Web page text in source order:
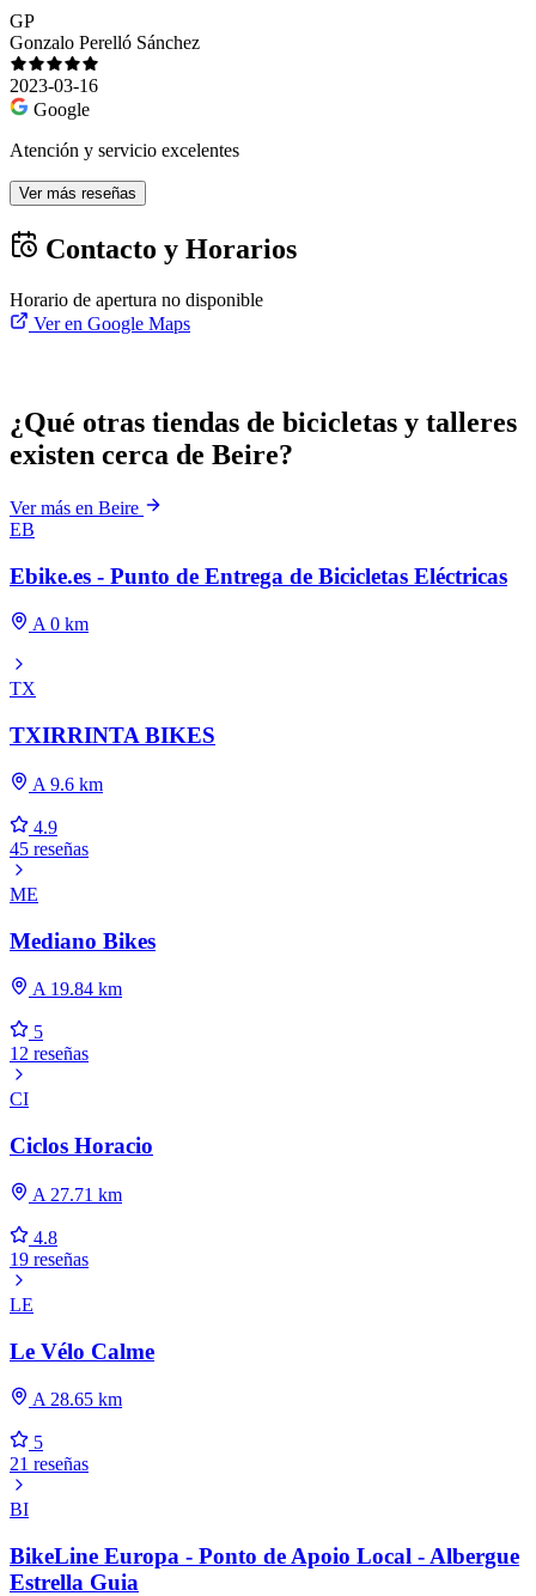
GP
Gonzalo Perelló Sánchez
2023-03-16
Google
Atención y servicio excelentes
Ver más reseñas
Contacto y Horarios
Horario de apertura no disponible
Ver en Google Maps
¿Qué otras tiendas de bicicletas y talleres
existen cerca de Beire?
Ver más en Beire
EB
Ebike.es - Punto de Entrega de Bicicletas Eléctricas
A 0 km
TX
TXIRRINTA BIKES
A 9.6 km
4.9
45 reseñas
ME
Mediano Bikes
A 19.84 km
5
12 reseñas
CI
Ciclos Horacio
A 27.71 km
4.8
19 reseñas
LE
Le Vélo Calme
A 28.65 km
5
21 reseñas
BI
BikeLine Europa - Ponto de Apoio Local - Albergue
Estrella Guia